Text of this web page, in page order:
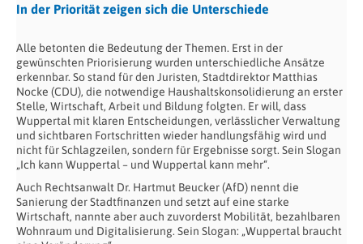
In der Priorität zeigen sich die Unterschiede
Alle betonten die Bedeutung der Themen. Erst in der
gewünschten Priorisierung wurden unterschiedliche Ansätze
erkennbar. So stand für den Juristen, Stadtdirektor Matthias
Nocke (CDU), die notwendige Haushaltskonsolidierung an erster
Stelle, Wirtschaft, Arbeit und Bildung folgten. Er will, dass
Wuppertal mit klaren Entscheidungen, verlässlicher Verwaltung
und sichtbaren Fortschritten wieder handlungsfähig wird und
nicht für Schlagzeilen, sondern für Ergebnisse sorgt. Sein Slogan
„Ich kann Wuppertal – und Wuppertal kann mehr“.
Auch Rechtsanwalt Dr. Hartmut Beucker (AfD) nennt die
Sanierung der Stadtfinanzen und setzt auf eine starke
Wirtschaft, nannte aber auch zuvorderst Mobilität, bezahlbaren
Wohnraum und Digitalisierung. Sein Slogan: „Wuppertal braucht